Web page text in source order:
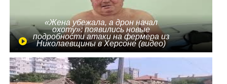
«Жена убежала, а дрон начал
охоту»: появились новые
подробности атаки на фермера из
Николаевщины в Херсоне (видео)